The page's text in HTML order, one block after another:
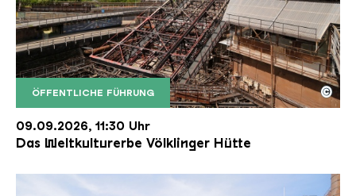
ÖFFENTLICHE FÜHRUNG
Der Erzschrägaufzug der Völklinger Hütte mit
Copyright: Weltkulturerbe Völklinger Hütte | Karl
©
09.09.2026, 11:30 Uhr
Das Weltkulturerbe Völklinger Hütte